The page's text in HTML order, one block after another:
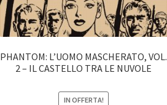
PHANTOM: L’UOMO MASCHERATO, VOL.
2 – IL CASTELLO TRA LE NUVOLE
IN OFFERTA!